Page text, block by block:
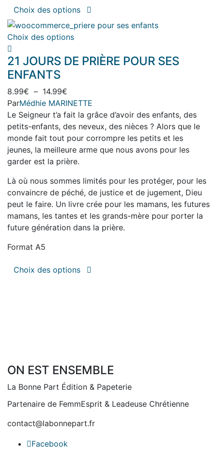
Choix des options
Ce
a
variations.
Les
être
choisies
sur
Choix des optionsCe
a
options
peuvent
être
choisies
sur
la
page
du
produit
21 JOURS DE PRIÈRE POUR SES
ENFANTS
8.99€ – 14.99€
de
prix :
8.99€
à
14.99€
ParMédhie MARINETTE
Le Seigneur t’a fait la grâce d’avoir des enfants, des
petits-enfants, des neveux, des nièces ? Alors que le
monde fait tout pour corrompre les petits et les
jeunes, la meilleure arme que nous avons pour les
garder est la prière.
Là où nous sommes limités pour les protéger, pour les
convaincre de péché, de justice et de jugement, Dieu
peut le faire. Un livre crée pour les mamans, les futures
mamans, les tantes et les grands-mère pour porter la
future génération dans la prière.
Format A5
Choix des options
Ce
choisies
sur
page
du
produit
ON EST ENSEMBLE
La Bonne Part Édition & Papeterie
Partenaire de FemmEsprit & Leadeuse Chrétienne
contact@labonnepart.fr
Facebook